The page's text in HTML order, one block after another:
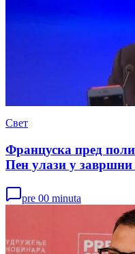
Свет
Француска пред
Пен улази у завршни
pre 00 minuta